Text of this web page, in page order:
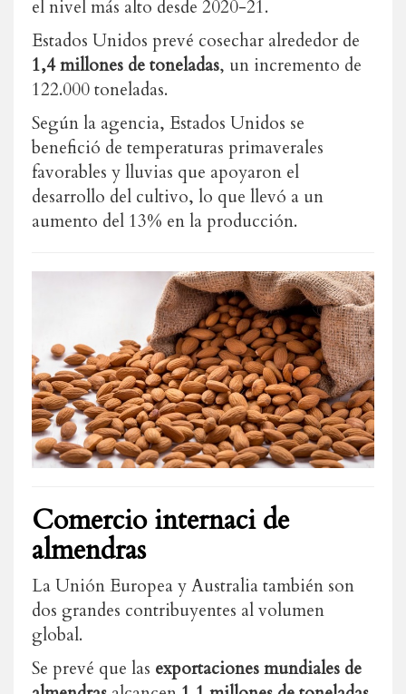
el nivel más alto desde 2020-21.
Estados Unidos prevé cosechar alrededor de
1,4 millones de toneladas, un incremento de
122.000 toneladas.
Según la agencia, Estados Unidos se
benefició de temperaturas primaverales
favorables y lluvias que apoyaron el
desarrollo del cultivo, lo que llevó a un
aumento del 13% en la producción.
Comercio internaci de
almendras
La Unión Europea y Australia también son
dos grandes contribuyentes al volumen
global.
Se prevé que las exportaciones mundiales de